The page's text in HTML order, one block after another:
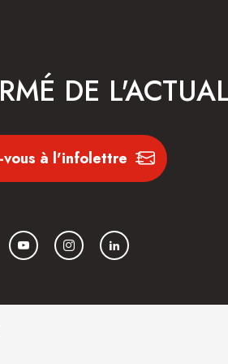
DE
vous à l'infolettre
YouTubeInstagramLinkedIn